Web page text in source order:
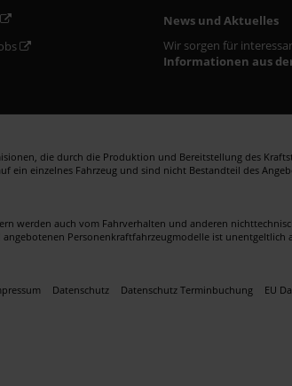
News und Aktuelles
Wir sorgen für
Informationen aus
die durch die Produktion und Bereitstellung des
ein einzelnes Fahrzeug und sind nicht Bestandteil des
werden auch vom Fahrverhalten und anderen
Personenkraftfahrzeugmodelle ist unentgeltlich
Datenschutz Datenschutz Terminbuchung EU